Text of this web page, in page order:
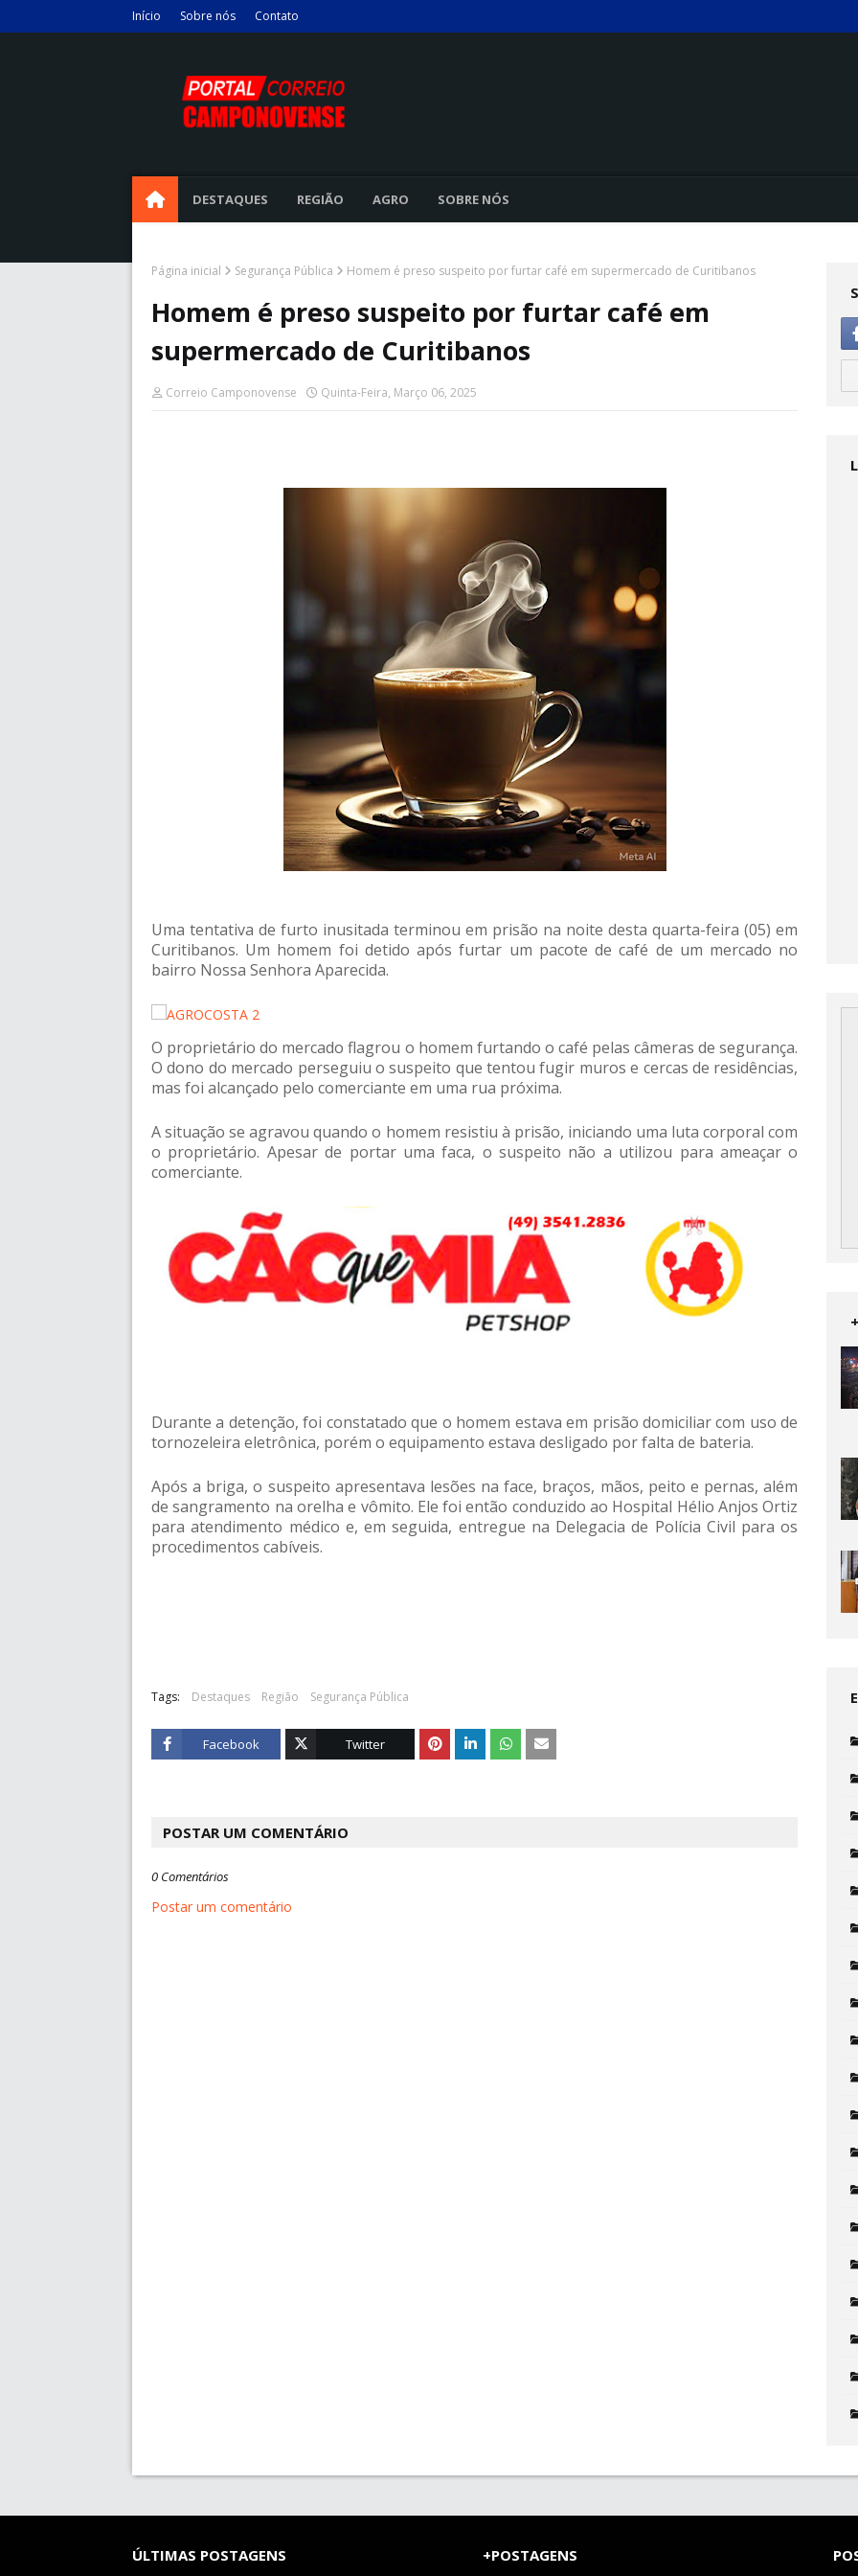
Início Sobre nós Contato
DESTAQUES REGIÃO AGRO SOBRE NÓS
Página inicial Segurança Pública Homem é preso suspeito por furtar café em supermercado de Curitibanos
Homem é preso suspeito por furtar café em
supermercado de Curitibanos
Correio Camponovense Quinta-Feira, Março 06, 2025
Uma tentativa de furto inusitada terminou em prisão na noite desta quarta-feira (05) em
Curitibanos. Um homem foi detido após furtar um pacote de café de um mercado no
bairro Nossa Senhora Aparecida.
O proprietário do mercado flagrou o homem furtando o café pelas câmeras de segurança.
O dono do mercado perseguiu o suspeito que tentou fugir muros e cercas de residências,
mas foi alcançado pelo comerciante em uma rua próxima.
A situação se agravou quando o homem resistiu à prisão, iniciando uma luta corporal com
o proprietário. Apesar de portar uma faca, o suspeito não a utilizou para ameaçar o
comerciante.
Durante a detenção, foi constatado que o homem estava em prisão domiciliar com uso de
tornozeleira eletrônica, porém o equipamento estava desligado por falta de bateria.
Após a briga, o suspeito apresentava lesões na face, braços, mãos, peito e pernas, além
de sangramento na orelha e vômito. Ele foi então conduzido ao Hospital Hélio Anjos Ortiz
para atendimento médico e, em seguida, entregue na Delegacia de Polícia Civil para os
procedimentos cabíveis.
Tags: Destaques Região Segurança Pública
Facebook Twitter
POSTAR UM COMENTÁRIO
0 Comentários
Postar um comentário
ÚLTIMAS POSTAGENS +POSTAGENS